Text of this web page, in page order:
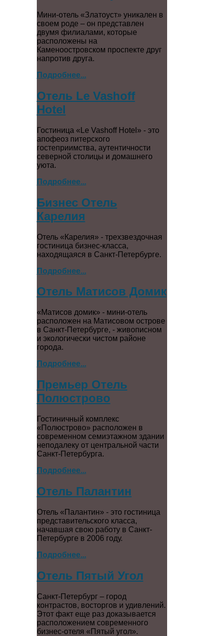
Мини-отель «Златоуст» уникален в
своем роде – он представлен
двумя филиалами, которые
расположены на
Каменоостровском проспекте друг
напротив друга.
Подробнее...
Отель Le Vashoff
Hotel
Гостиница «Le Vashoff Hotel» - это
апофеоз питерского
гостеприимства, аутентичности
северной столицы и домашнего
уюта.
Подробнее...
Бизнес Отель
Карелия
Отель «Карелия» - трехзвездочная
гостиница бизнес-класса,
находящаяся в Санкт-Петербурге.
Подробнее...
Отель Матисов Домик
«Матисов домик» - мини-отель
расположен на Матисовом острове
в Санкт-Петербурге, - живописном
и экологически чистом районе
города.
Подробнее...
Премьер Отель
Полюстрово
Гостиничный комплекс
«Полюстрово» расположен в
современном семиэтажном здании
неподалеку от центральной части
Санкт-Петербурга.
Подробнее...
Отель Палантин
Отель «Палантин» - это гостиница
представительского класса,
начавшая свою работу в Санкт-
Петербурге в 2006 году.
Подробнее...
Отель Пятый Угол
Санкт-Петербург – город
контрастов, восторгов и удивлений.
Этот факт еще раз доказывается
расположением современного
бизнес-отеля «Пятый угол».